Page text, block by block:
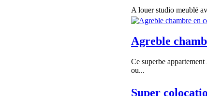
A louer studio meublé
Agreble
Ce superbe
ou...
Super